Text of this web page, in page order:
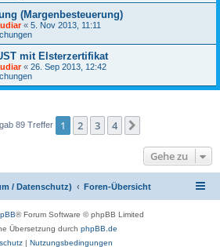
(Margenbesteuerung)
« 5. Nov 2013, 11:11
mit Elsterzertifikat
« 26. Sep 2013, 12:42
89 Treffer 1 2 3 4
Gehe zu
/ Datenschutz) Foren-Übersicht
® Forum Software © phpBB Limited
Übersetzung durch phpBB.de
| Nutzungsbedingungen